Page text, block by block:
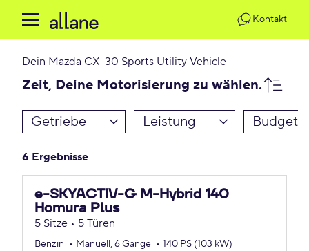
Kontakt
Dein Mazda CX-30 Sports Utility Vehicle
Zeit, Deine Motorisierung zu wählen.
Getriebe Leistung Budget
6 Ergebnisse
e-SKYACTIV-G M-Hybrid 140
Homura Plus
5 Sitze • 5 Türen
Benzin Manuell, 6 Gänge 140 PS (103 kW)